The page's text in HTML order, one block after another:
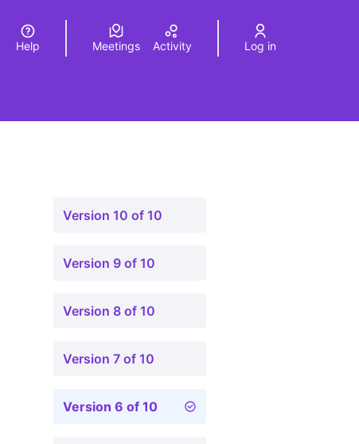
Elegir el idiomaChoose language
Help Meetings Activity Log in
Version 10 of 10
Version 9 of 10
Version 8 of 10
Version 7 of 10
Version 6 of 10